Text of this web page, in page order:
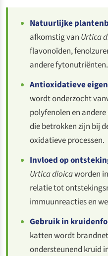
Natuurlijke
afkomstig van Urtica
flavonoïden,
andere fytonutriënten.
Antioxidatieve
wordt onderzocht
polyfenolen en
die betrokken zijn bij
oxidatieve processen.
Invloed op
Urtica dioicaworden
relatie tot
immuunreacties en
Gebruik in
katten wordt
ondersteunend kruid